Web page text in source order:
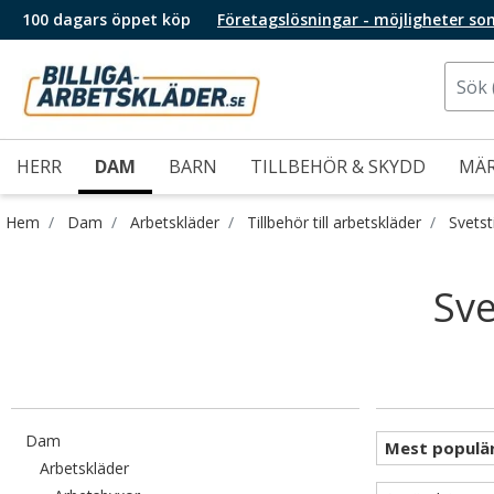
100 dagars öppet köp Företagslösningar - möjligheter
HERR DAM BARN TILLBEHÖR & SKYDD
Hem Dam Arbetskläder Tillbehör till arbetskläder
Dam
ArbetskläderFiltrera efter category: Arbetskläder